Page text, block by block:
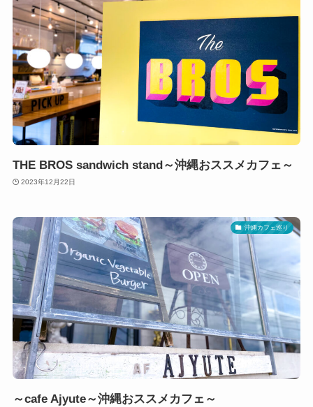
THE BROS sandwich stand～沖縄おススメカフェ～
2023年12月22日
沖縄カフェ巡り
～cafe Ajyute～沖縄おススメカフェ～